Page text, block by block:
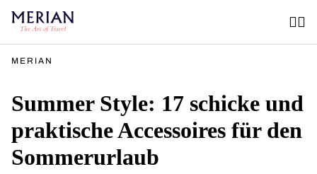
MERIAN
Summer Style: 17 schicke und
praktische Accessoires für den
Sommerurlaub